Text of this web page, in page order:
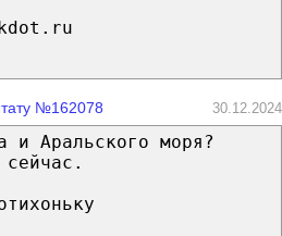
№162078 30.12.2024
и Аральского моря?